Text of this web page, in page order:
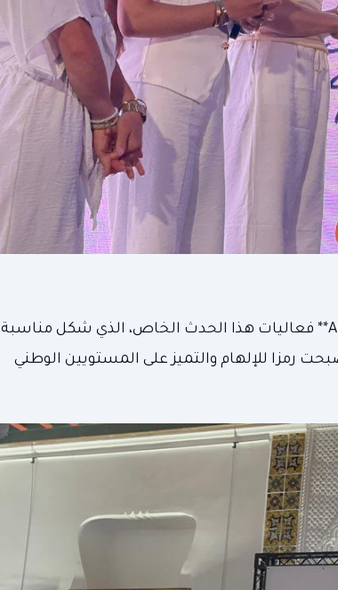
وقد حضرت الصحيفة اللندنية الإلكترونية **Algeria Press Online (APO NEWS)** فعاليات هذا الحدث الخاص، الذي شكل مناسبة
رمزا للإلهام والتميز على المستويين الوطني